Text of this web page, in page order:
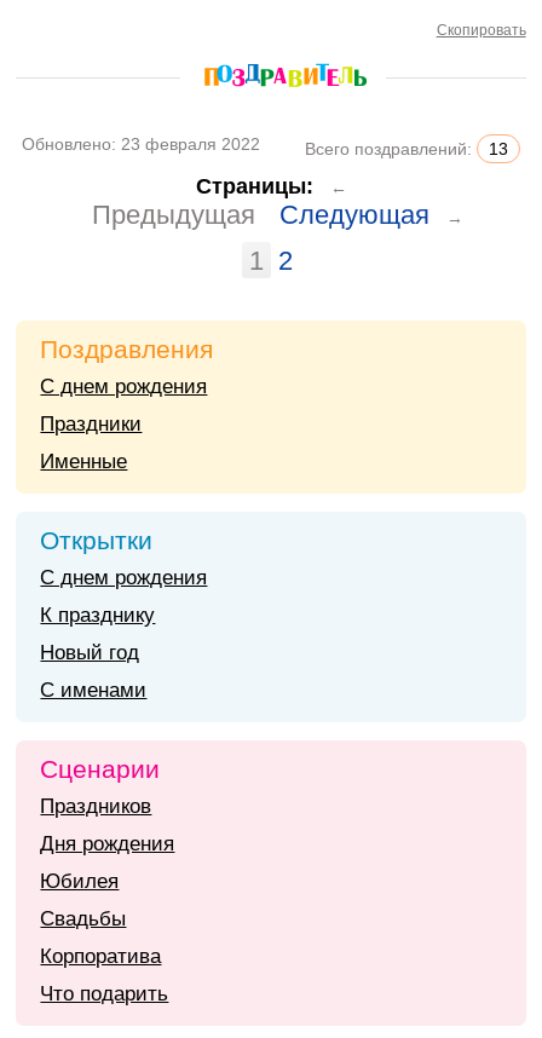
Скопировать
Обновлено: 23 февраля 2022 Всего поздравлений: 13
Страницы: ←
Предыдущая Следующая →
1 2
Поздравления
С днем рождения
Праздники
Именные
Открытки
С днем рождения
К празднику
Новый год
С именами
Сценарии
Праздников
Дня рождения
Юбилея
Свадьбы
Корпоратива
Что подарить